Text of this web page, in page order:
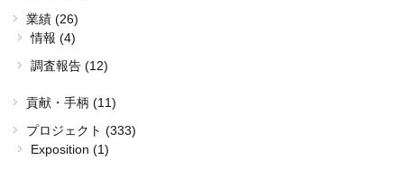
業績 (26)
情報 (4)
調査報告 (12)
貢献・手柄 (11)
プロジェクト (333)
Exposition (1)